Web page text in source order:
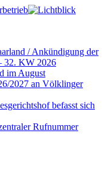
/ Ankündigung der
32. KW 2026
im August
2027 an Völklinger
befasst sich
Rufnummer